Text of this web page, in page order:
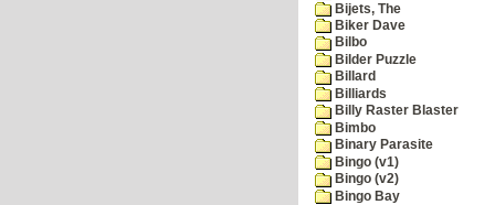
Bijets, The
Biker Dave
Bilbo
Bilder Puzzle
Billard
Billiards
Billy Raster Blaster
Bimbo
Binary Parasite
Bingo (v1)
Bingo (v2)
Bingo Bay